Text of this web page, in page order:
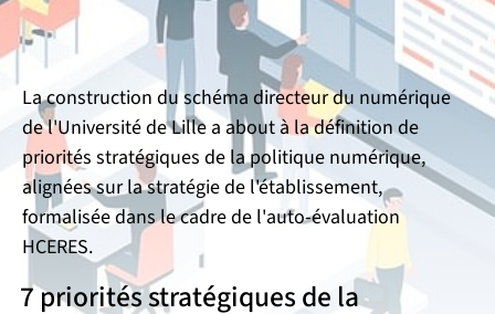
La construction du schéma directeur du numérique
de l'Université de Lille a about à la définition de
priorités stratégiques de la politique numérique,
alignées sur la stratégie de l'établissement,
formalisée dans le cadre de l'auto-évaluation
HCERES.
7 priorités stratégiques de la